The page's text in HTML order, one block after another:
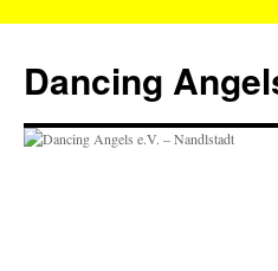
springen
Dancing